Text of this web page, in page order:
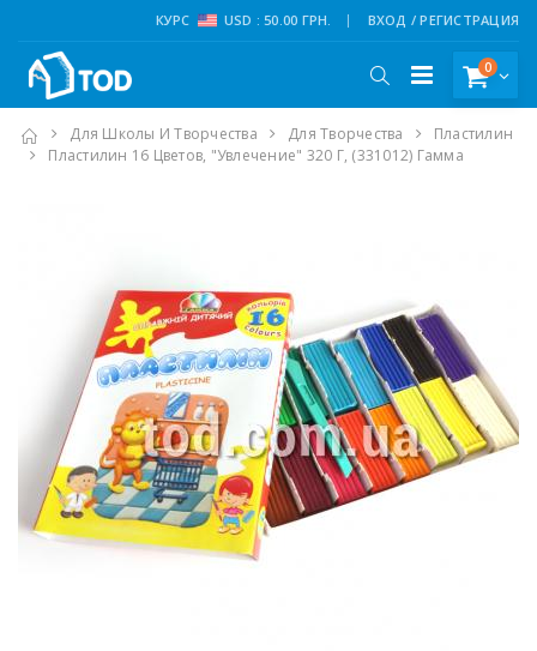
КУРС USD : 50.00 ГРН. ВХОД / РЕГИСТРАЦИЯ
0
Для Школы И Творчества Для Творчества
Пластилин
Пластилин 16 Цветов, "Увлечение" 320 Г, (331012) Гамма